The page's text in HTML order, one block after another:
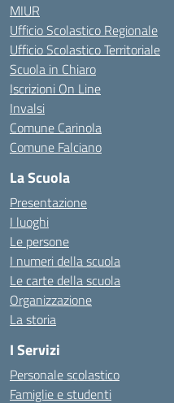
MIUR
Ufficio Scolastico Regionale
Ufficio Scolastico Territoriale
Scuola in Chiaro
Iscrizioni On Line
Invalsi
Comune Carinola
Comune Falciano
La Scuola
Presentazione
I luoghi
Le persone
I numeri della scuola
Le carte della scuola
Organizzazione
La storia
I Servizi
Personale scolastico
Famiglie e studenti